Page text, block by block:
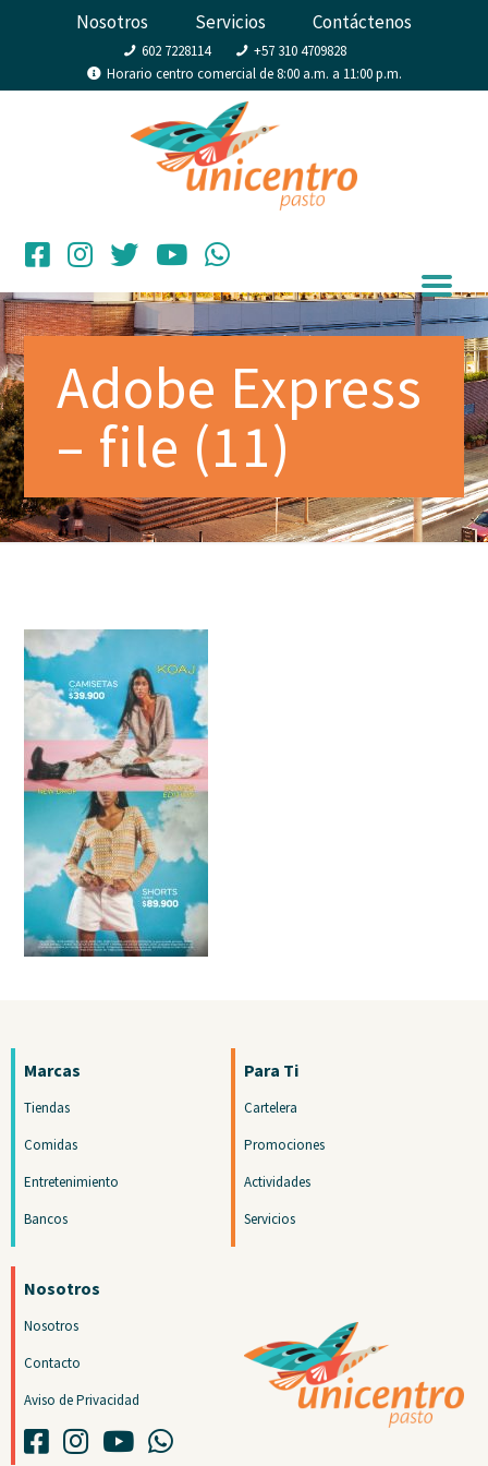
Nosotros Servicios Contáctenos
602 7228114
+57 310 4709828
Horario centro comercial de 8:00 a.m. a 11:00 p.m.
Adobe Express
– file (11)
Marcas
Tiendas
Comidas
Entretenimiento
Bancos
Para Ti
Cartelera
Promociones
Actividades
Servicios
Nosotros
Nosotros
Contacto
Aviso de Privacidad